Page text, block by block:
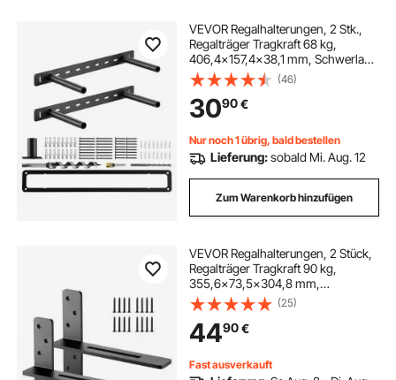
VEVOR Regalhalterungen, 2 Stk.,
Regalträger Tragkraft 68 kg,
406,4x157,4x38,1 mm, Schwerlast
Regalhalter für versteckte Regale,
unsichtbare Halterung für
schwebende Regale zur
Wandmontage
(46)
3090€
Nur noch 1 übrig, bald bestellen
Lieferung:sobald Mi. Aug. 12
Zum Warenkorb hinzufügen
VEVOR Regalhalterungen, 2 Stück,
Regalträger Tragkraft 90 kg,
355,6x73,5x304,8 mm,
Schwerlast Regalhalter aus Stahl für
Regale, schwimmende
Halterungsbeschläge für
Arbeitsplatten mit Schrauben
(25)
4490€
Fast ausverkauft